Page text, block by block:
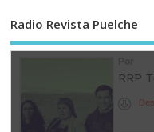
Radio Revista Puelche